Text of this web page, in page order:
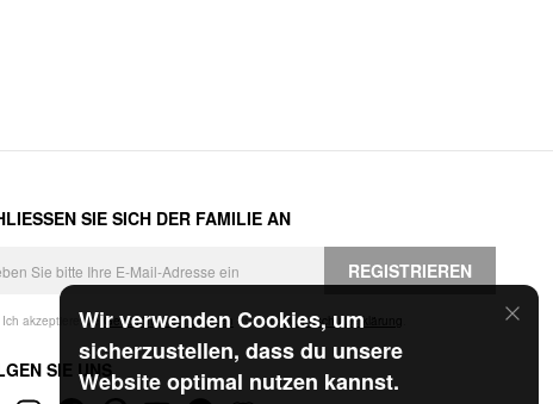
Wir verwenden Cookies, um
sicherzustellen, dass du unsere
Website optimal nutzen kannst.
SIE SICH DER FAMILIE AN
REGISTRIEREN
Ich akzeptiere dieGeschäftsbedingungen und die Datenschutzerklärung
SIE UNS